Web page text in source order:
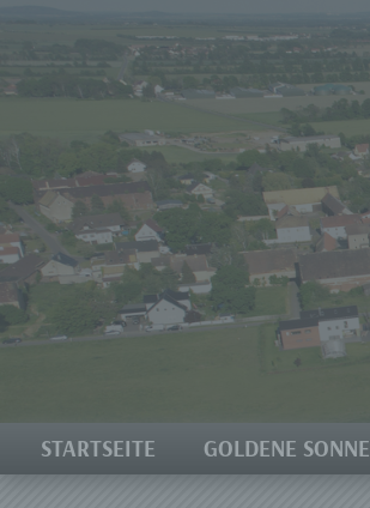
STARTSEITE GOLDENE SONNE